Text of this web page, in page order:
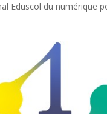
Eduscol du numérique